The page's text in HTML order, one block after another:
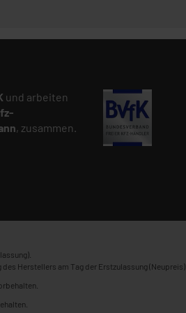
und arbeiten
, zusammen.
Herstellers am Tag der Erstzulassung (Neupreis).